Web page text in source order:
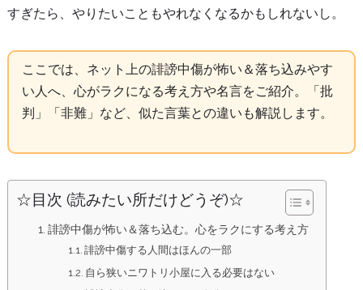
すぎたら、やりたいこともやれなくなるかもしれないし。
ここでは、ネット上の誹謗中傷が怖い＆落ち込みやす
い人へ、心がラクになる考え方や名言をご紹介。「批
判」「非難」など、似た言葉との違いも解説します。
☆目次 (読みたい所だけどうぞ)☆
誹謗中傷が怖い＆落ち込む。心をラクにする考え方
誹謗中傷する人間はほんの一部
自ら狭いニワトリ小屋に入る必要はない